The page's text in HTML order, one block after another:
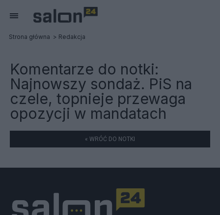
Strona główna Redakcja
Komentarze do notki:
Najnowszy sondaż. PiS na
czele, topnieje przewaga
opozycji w mandatach
« WRÓĆ DO NOTKI